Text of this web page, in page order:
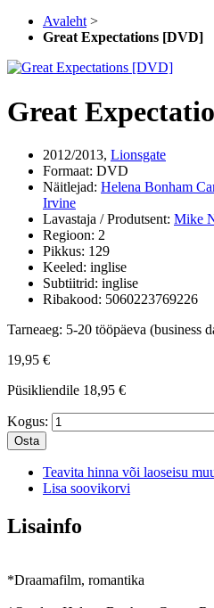
Avaleht >
Great Expectations [DVD]
Great
2012/2013, Lionsgate
Formaat: DVD
Näitlejad: Helena Bonham
Irvine
Lavastaja / Produtsent: Mike
Regioon: 2
Pikkus: 129
Keeled: inglise
Subtiitrid: inglise
Ribakood: 5060223769226
Tarneaeg: 5-20 tööpäeva (business
19,95 €
Püsikliendile 18,95 €
Kogus:
Osta
Teavita hinna või laoseisu
Lisa soovikorvi
Lisainfo
*Draamafilm, romantika